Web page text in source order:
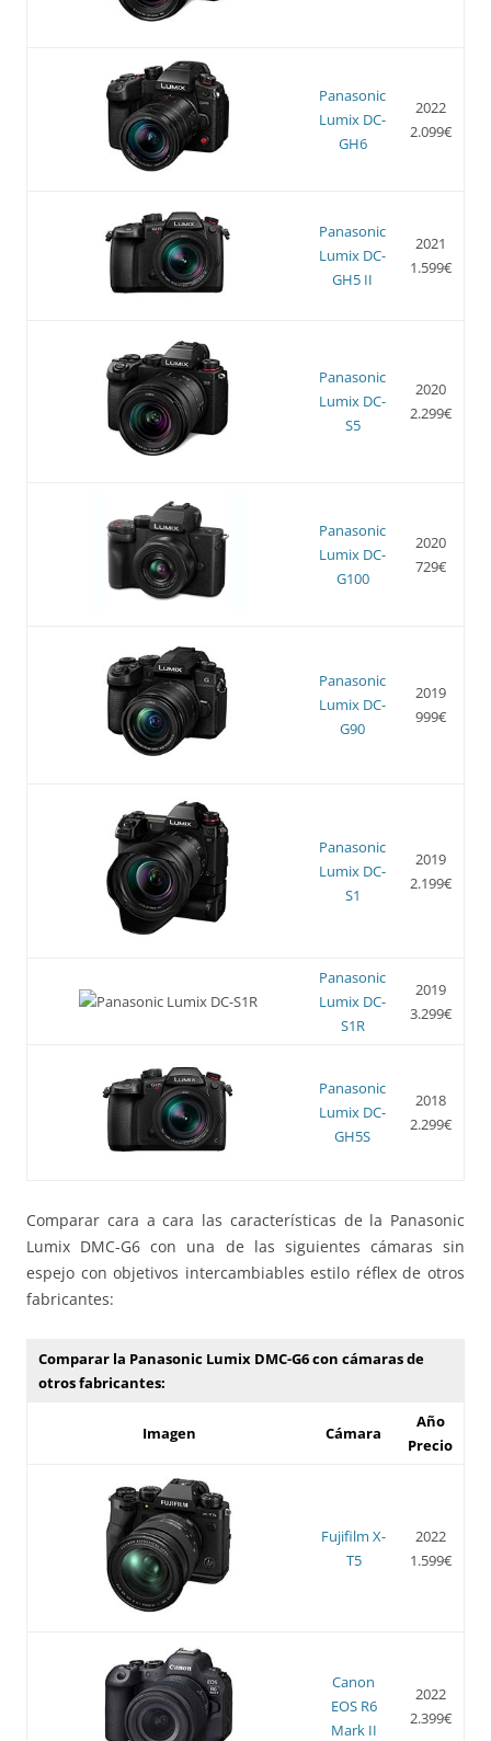
Panasonic
Lumix DC-
GH6
2022
2.099€
Panasonic
Lumix DC-
GH5 II
2021
1.599€
Panasonic
Lumix DC-
S5
2020
2.299€
Panasonic
Lumix DC-
G100
2020
729€
Panasonic
Lumix DC-
G90
2019
999€
Panasonic
Lumix DC-
S1
2019
2.199€
Panasonic
Lumix DC-
S1R
2019
3.299€
Panasonic
Lumix DC-
GH5S
2018
2.299€
Comparar cara a cara las características de la Panasonic
Lumix DMC-G6 con una de las siguientes cámaras sin
espejo con objetivos intercambiables estilo réflex de otros
fabricantes:
Comparar la Panasonic Lumix DMC-G6 con cámaras de
otros fabricantes:
Imagen Cámara
Año
Precio
Fujifilm X-
T5
2022
1.599€
Canon
EOS R6
Mark II
2022
2.399€